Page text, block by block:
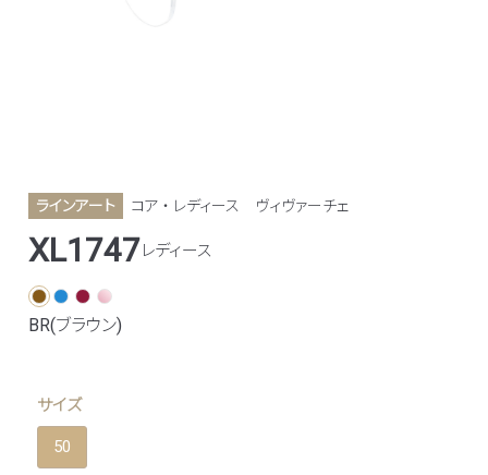
ラインアート コア ・ レディース ヴィヴァーチェ
XL1747レディース
BR(ブラウン)
サイズ
50